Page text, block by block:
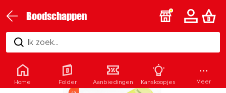
Boodschappen
Ik zoek...
Home Folder Aanbiedingen Kanskoopjes Meer